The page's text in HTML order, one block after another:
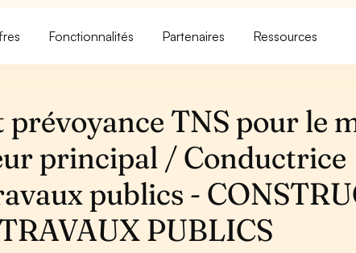
Fonctionnalités Partenaires Ressources
TNS pour le
principal / Conductrice
publics -
PUBLICS